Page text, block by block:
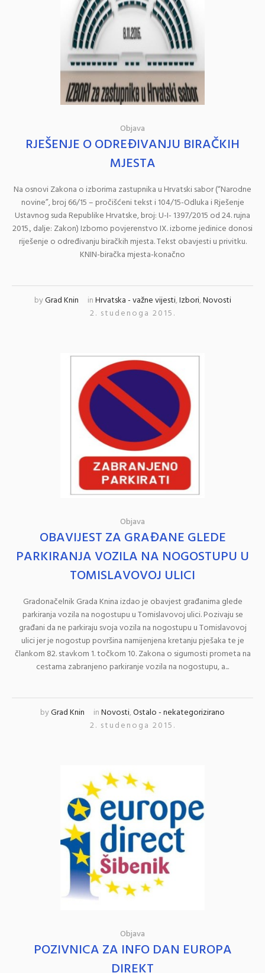
Objava
RJEŠENJE O ODREĐIVANJU BIRAČKIH
MJESTA
Na osnovi Zakona o izborima zastupnika u Hrvatski sabor (“Narodne
novine”, broj 66/15 – pročišćeni tekst i 104/15-Odluka i Rješenje
Ustavnog suda Republike Hrvatske, broj: U-I- 1397/2015 od 24. rujna
2015., dalje: Zakon) Izborno povjerenstvo IX. izborne jedinice donosi
riješenje o određivanju biračkih mjesta. Tekst obavjesti u privitku.
KNIN-biračka mjesta-konačno
byGrad Knin inHrvatska - važne vijesti,Izbori,Novosti
2. studenoga 2015.
Objava
OBAVIJEST ZA GRAĐANE GLEDE
PARKIRANJA VOZILA NA NOGOSTUPU U
TOMISLAVOVOJ ULICI
Gradonačelnik Grada Knina izdao je obavjest građanima glede
parkiranja vozila na nogostupu u Tomislavovoj ulici. Pozivaju se
građani da ne parkiraju svoja vozila na nogostupu u Tomislavovoj
ulici jer je nogostup površina namijenjena kretanju pješaka te je
člankom 82. stavkom 1. točkom 10. Zakona o sigurnosti prometa na
cestama zabranjeno parkiranje vozila na nogostupu, a...
byGrad Knin inNovosti,Ostalo - nekategorizirano
2. studenoga 2015.
Objava
POZIVNICA ZA INFO DAN EUROPA